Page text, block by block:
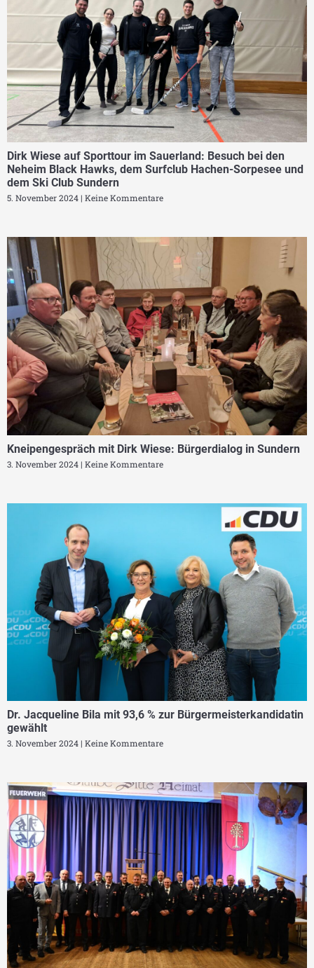
Dirk Wiese auf Sporttour im Sauerland: Besuch bei den
Neheim Black Hawks, dem Surfclub Hachen-Sorpesee und
dem Ski Club Sundern
5. November 2024 Keine Kommentare
Kneipengespräch mit Dirk Wiese: Bürgerdialog in Sundern
3. November 2024 Keine Kommentare
Dr. Jacqueline Bila mit 93,6 % zur Bürgermeisterkandidatin
gewählt
3. November 2024 Keine Kommentare